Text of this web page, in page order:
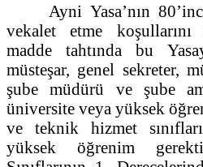
Ayni Yasa’nın
vekalet etme koşullarını
madde tahtında bu
müsteşar, genel sekreter,
şube müdürü ve şube
üniversite veya yüksek
ve teknik hizmet
yüksek öğrenim